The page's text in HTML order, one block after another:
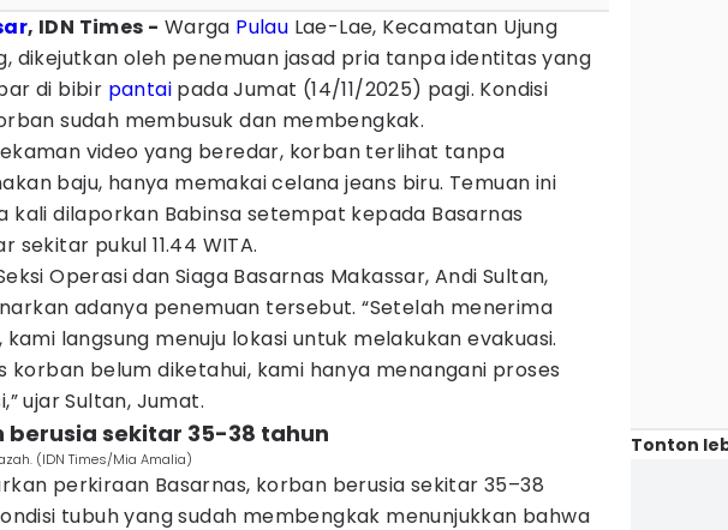
, IDN Times - Warga Pulau Lae-Lae, Kecamatan Ujung
dikejutkan oleh penemuan jasad pria tanpa identitas yang
di bibir pantai pada Jumat (14/11/2025) pagi. Kondisi
sudah membusuk dan membengkak.
video yang beredar, korban terlihat tanpa
baju, hanya memakai celana jeans biru. Temuan ini
kali dilaporkan Babinsa setempat kepada Basarnas
sekitar pukul 11.44 WITA.
Operasi dan Siaga Basarnas Makassar, Andi Sultan,
adanya penemuan tersebut. “Setelah menerima
kami langsung menuju lokasi untuk melakukan evakuasi.
korban belum diketahui, kami hanya menangani proses
ujar Sultan, Jumat.
berusia sekitar 35-38 tahun
(IDN Times/Mia Amalia)
perkiraan Basarnas, korban berusia sekitar 35–38
tubuh yang sudah membengkak menunjukkan bahwa
Tonton